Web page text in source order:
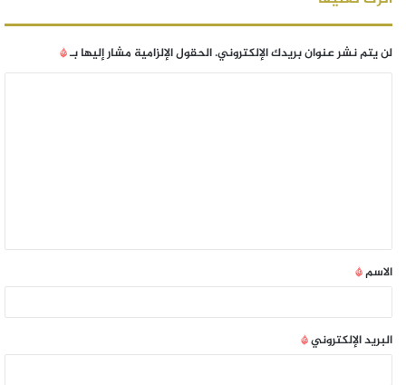
لن يتم نشر عنوان بريدك الإلكتروني.الحقول الإلزامية مشار إليها بـ*
الاسم*
البريد الإلكتروني*